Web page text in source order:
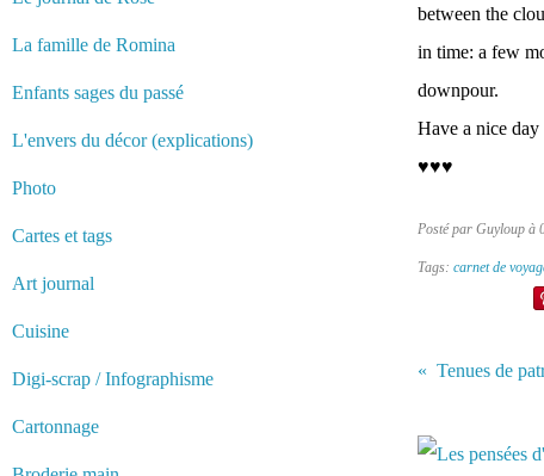
La famille de Romina
Enfants sages du passé
L'envers du décor (explications)
Photo
Cartes et tags
Art journal
Cuisine
Digi-scrap / Infographisme
Cartonnage
between the
in time: a few
downpour.
Have a nice day
♥♥♥
Posté par Guyloup à
Tags: carnet de
Tenues de